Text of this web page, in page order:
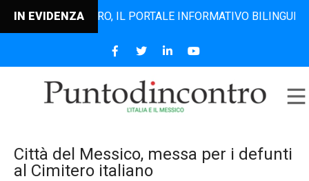
IN EVIDENZA IL PORTALE INFORMATIVO BILINGUE CHE
Città del Messico, messa per i defunti
al Cimitero italiano